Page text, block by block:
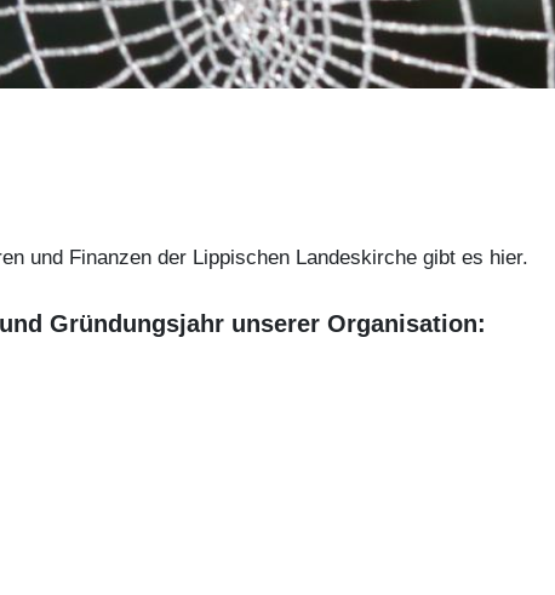
und Finanzen der Lippischen Landeskirche gibt es hier.
Gründungsjahr unserer Organisation: